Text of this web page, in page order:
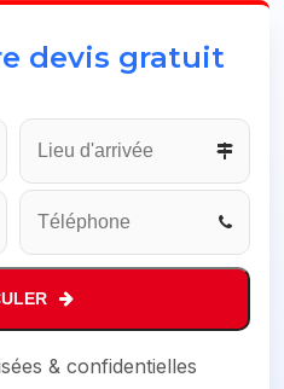
devis gratuit
& confidentielles